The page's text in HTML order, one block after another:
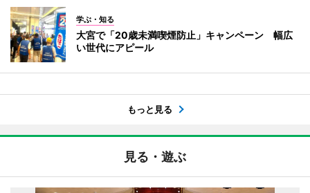
学ぶ・知る
大宮で「20歳未満喫煙防止」キャンペーン 幅広
い世代にアピール
もっと見る
見る・遊ぶ